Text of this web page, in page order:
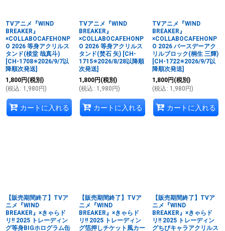
TVアニメ『WIND
BREAKER』
×COLLABOCAFEHONP
O 2026 等身アクリルス
タンド(棪堂 哉真斗)
[CH-1708※2026/9/7以
降順次発送]
1,800円 (税別)
(税込 : 1,980 円)
カートに入れる
TVアニメ『WIND
BREAKER』
×COLLABOCAFEHONP
O 2026 等身アクリルス
タンド(焚石 矢) [CH-
1715※2026/8/28以降順
次発送]
1,800円 (税別)
(税込 : 1,980 円)
カートに入れる
TVアニメ『WIND
BREAKER』
×COLLABOCAFEHONP
O 2026 バースデーアク
リルブロック(桐生 三輝)
[CH-1722※2026/9/7以
降順次発送]
1,800円 (税別)
(税込 : 1,980 円)
カートに入れる
【販売期間終了】TVア
ニメ『WIND
BREAKER』×きゃらド
リ!! 2025 トレーディン
グ等身BIGホログラム缶
【販売期間終了】TVア
ニメ『WIND
BREAKER』×きゃらド
リ!! 2025 トレーディン
グ箔押しチケット風カー
【販売期間終了】TVア
ニメ『WIND
BREAKER』×きゃらド
リ!! 2025 トレーディン
グちびキャラアクリルス